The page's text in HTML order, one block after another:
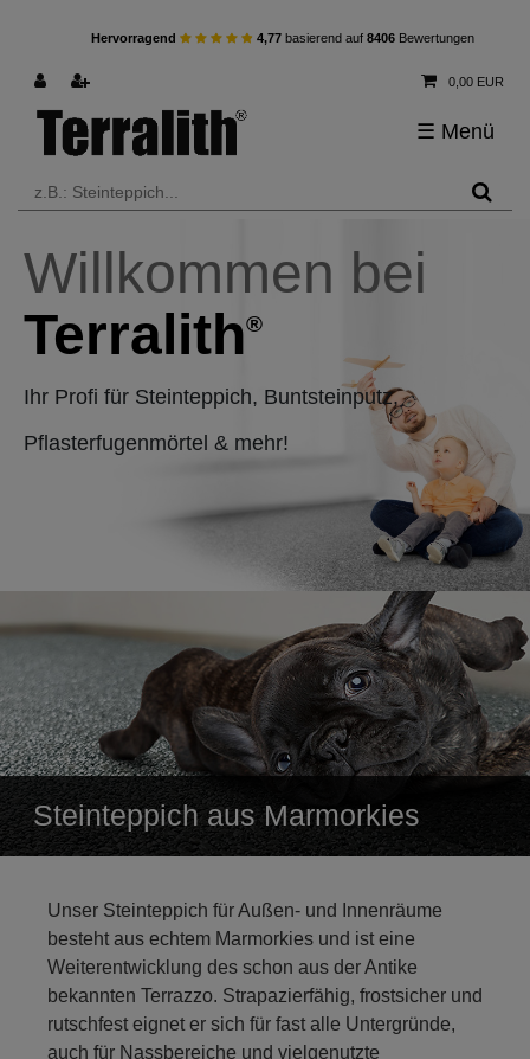
Hervorragend 4,77 basierend auf 8406 Bewertungen
0,00 EUR
☰ Menü
Willkommen bei
Terralith®
Ihr Profi für Steinteppich, Buntsteinputz,
Pflasterfugenmörtel & mehr!
Steinteppich aus Marmorkies
Unser Steinteppich für Außen- und Innenräume
besteht aus echtem Marmorkies und ist eine
Weiterentwicklung des schon aus der Antike
bekannten Terrazzo. Strapazierfähig, frostsicher und
rutschfest eignet er sich für fast alle Untergründe,
auch für Nassbereiche und vielgenutzte